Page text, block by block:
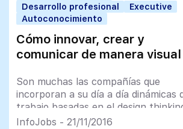
Desarrollo profesional
Executive
Autoconocimiento
Cómo innovar, crear y
comunicar de manera visual
Son muchas las compañías que
incorporan a su día a día dinámicas
trabajo basadas en el design
co-creación y el concepto de
InfoJobs - 21/11/2016